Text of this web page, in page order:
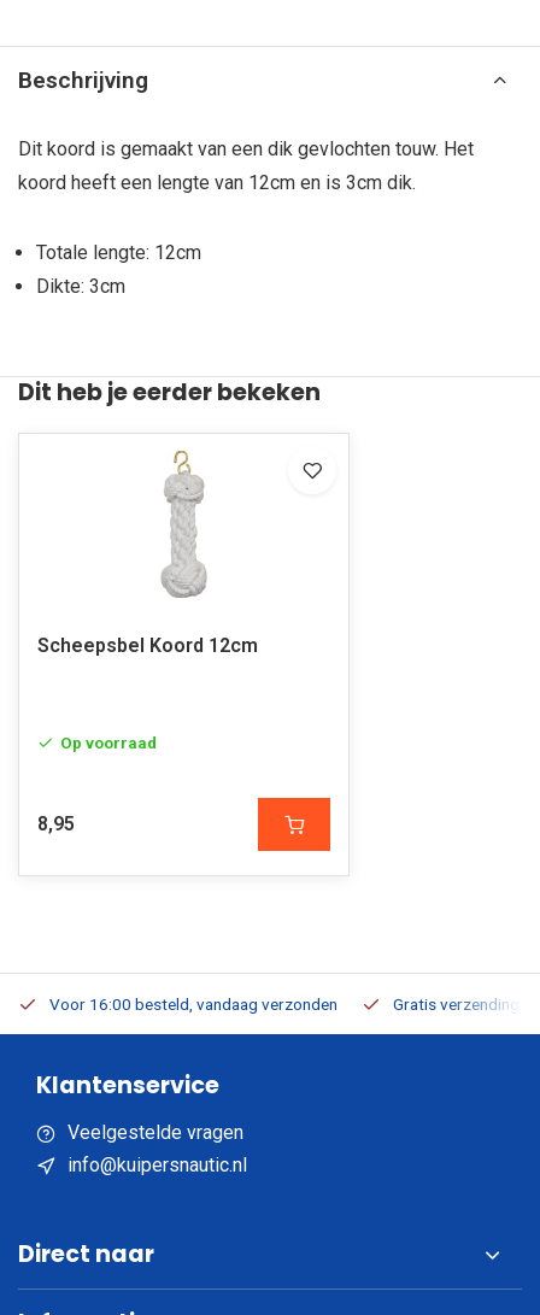
Beschrijving
Dit koord is gemaakt van een dik gevlochten touw. Het
koord heeft een lengte van 12cm en is 3cm dik.
Totale lengte: 12cm
Dikte: 3cm
Dit heb je eerder bekeken
Scheepsbel Koord 12cm
Op voorraad
8,95
Voor 16:00 besteld, vandaag verzonden Gratis verzending
Klantenservice
Veelgestelde vragen
info@kuipersnautic.nl
Direct naar